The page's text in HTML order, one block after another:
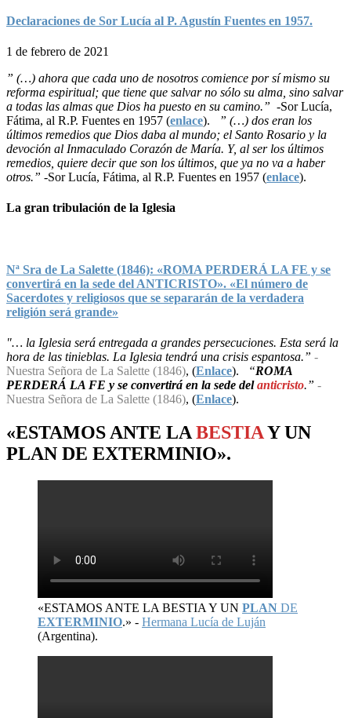
Declaraciones de Sor Lucía al P. Agustín Fuentes en 1957.
1 de febrero de 2021
” (…) ahora que cada uno de nosotros comience por sí mismo su
reforma espiritual; que tiene que salvar no sólo su alma, sino salvar
a todas las almas que Dios ha puesto en su camino.” -Sor Lucía,
Fátima, al R.P. Fuentes en 1957 (enlace).
” (…) dos eran los
últimos remedios que Dios daba al mundo; el Santo Rosario y la
devoción al Inmaculado Corazón de María. Y, al ser los últimos
remedios, quiere decir que son los últimos, que ya no va a haber
otros.” -Sor Lucía, Fátima, al R.P. Fuentes en 1957 (enlace).
La gran tribulación de la Iglesia
Nª Sra de La Salette (1846): «ROMA PERDERÁ LA FE y se
convertirá en la sede del ANTICRISTO». «El número de
Sacerdotes y religiosos que se separarán de la verdadera
religión será grande»
"… la Iglesia será entregada a grandes persecuciones. Esta será la
hora de las tinieblas. La Iglesia tendrá una crisis espantosa.” -
Nuestra Señora de La Salette (1846), (Enlace). “ROMA
PERDERÁ LA FE y se convertirá en la sede delanticristo.” -
Nuestra Señora de La Salette (1846), (Enlace).
«ESTAMOS ANTE LA BESTIAY UN
PLAN DE EXTERMINIO».
«ESTAMOS ANTE LA BESTIA Y UN PLAN DE
EXTERMINIO.» - Hermana Lucía de Luján
(Argentina).